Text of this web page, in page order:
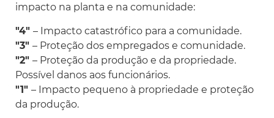
impacto na planta e na comunidade:
"4" – Impacto catastrófico para a comunidade.
"3" – Proteção dos empregados e comunidade.
"2" – Proteção da produção e da propriedade.
Possível danos aos funcionários.
"1" – Impacto pequeno à propriedade e proteção
da produção.